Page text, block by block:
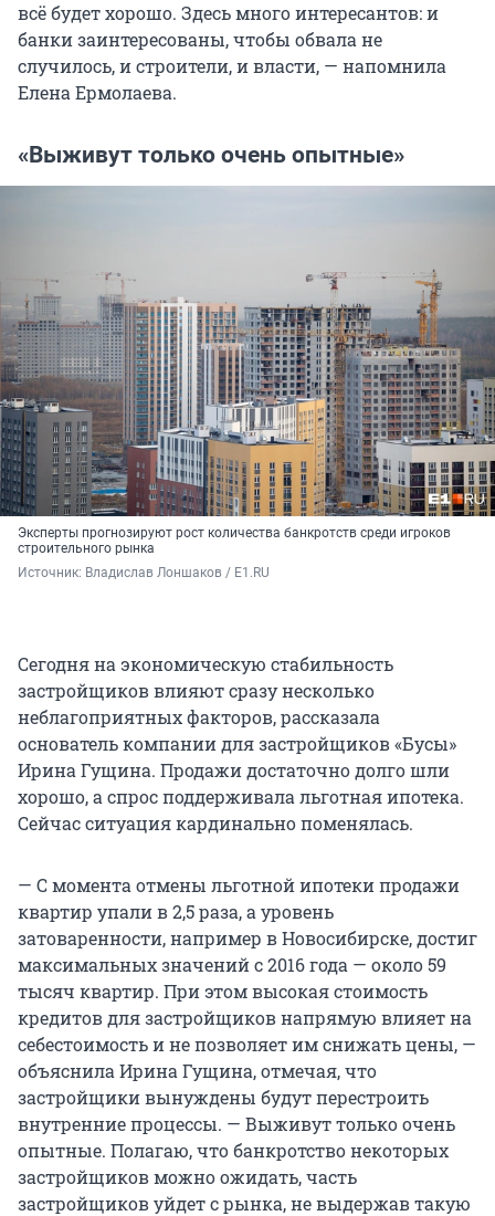
всё будет хорошо. Здесь много интересантов: и
банки заинтересованы, чтобы обвала не
случилось, и строители, и власти, — напомнила
Елена Ермолаева.
«Выживут только очень опытные»
Эксперты прогнозируют рост количества банкротств среди игроков
строительного рынка
Источник: Владислав Лоншаков / E1.RU
Сегодня на экономическую стабильность
застройщиков влияют сразу несколько
неблагоприятных факторов, рассказала
основатель компании для застройщиков «Бусы»
Ирина Гущина. Продажи достаточно долго шли
хорошо, а спрос поддерживала льготная ипотека.
Сейчас ситуация кардинально поменялась.
— С момента отмены льготной ипотеки продажи
квартир упали в 2,5 раза, а уровень
затоваренности, например в Новосибирске, достиг
максимальных значений с 2016 года — около 59
тысяч квартир. При этом высокая стоимость
кредитов для застройщиков напрямую влияет на
себестоимость и не позволяет им снижать цены, —
объяснила Ирина Гущина, отмечая, что
застройщики вынуждены будут перестроить
внутренние процессы. — Выживут только очень
опытные. Полагаю, что банкротство некоторых
застройщиков можно ожидать, часть
застройщиков уйдет с рынка, не выдержав такую